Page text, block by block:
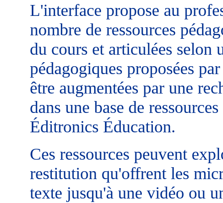
L'interface propose au
nombre de ressources
du cours et articulées selon
pédagogiques proposées
être augmentées par une
dans une base de
Éditronics Éducation.
Ces ressources peuvent
restitution qu'offrent les
texte jusqu'à une vidéo ou